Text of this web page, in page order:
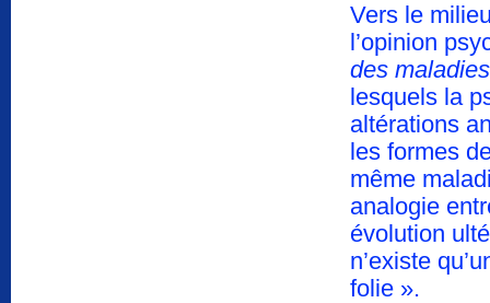
Vers le
l’opinion
des
lesquels la
altérations
les formes
même
analogie
évolution
n’existe
folie ».